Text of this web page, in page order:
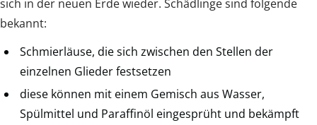
sich in der neuen Erde wieder. Schädlinge sind folgende
bekannt:
Schmierläuse, die sich zwischen den Stellen der
einzelnen Glieder festsetzen
diese können mit einem Gemisch aus Wasser,
Spülmittel und Paraffinöl eingesprüht und bekämpft